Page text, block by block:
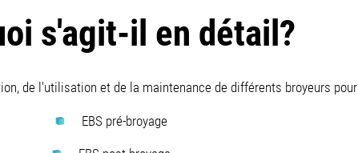
s'agit-il en détail?
de l'utilisation et de la maintenance de différents broyeurs pour
EBS pré-broyage